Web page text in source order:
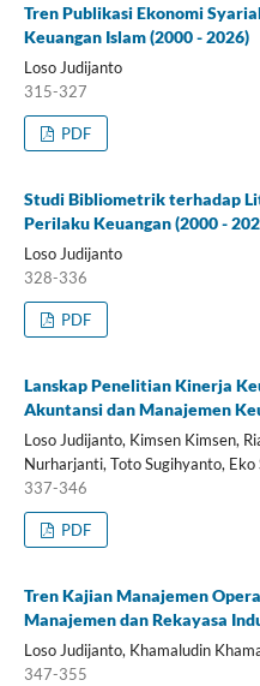
Tren Publikasi Ekonomi
Keuangan Islam (2000 - 2026)
Loso Judijanto
315-327
PDF
Studi Bibliometrik terhadap
Perilaku Keuangan (2000 -
Loso Judijanto
328-336
PDF
Lanskap Penelitian Kinerja
Akuntansi dan Manajemen
Loso Judijanto, Kimsen Kimsen,
Nurharjanti, Toto Sugihyanto, Eko
337-346
PDF
Tren Kajian Manajemen
Manajemen dan Rekayasa
Loso Judijanto, Khamaludin
347-355